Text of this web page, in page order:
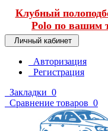
Клубный
Polo по вашим
Личный кабинет
Авторизация
Регистрация
Закладки 0
Сравнение товаров 0